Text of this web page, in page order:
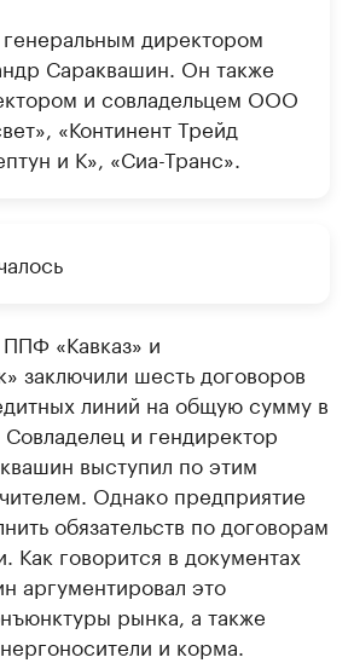
директором
Сараквашин. Он также
и совладельцем ООО
«Континент Трейд
и К», «Сиа-Транс».
«Кавказ» и
заключили шесть договоров
линий на общую сумму в
и гендиректор
выступил по этим
Однако предприятие
обязательств по договорам
Как говорится в документах
аргументировал это
рынка, а также
и корма.